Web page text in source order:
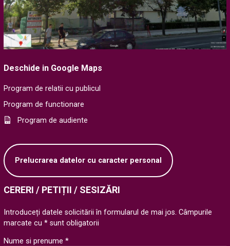
Deschide in Google Maps
Program de relatii cu publicul
Program de functionare
Program de audiente
Prelucrarea datelor cu caracter personal
CERERI / PETIȚII / SESIZĂRI
Introduceți datele solicitării în formularul de mai jos. Câmpurile
marcate cu * sunt obligatorii
Nume si prenume *